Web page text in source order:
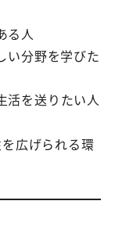
る人
い分野を学びた
活を送りたい人
広げられる環